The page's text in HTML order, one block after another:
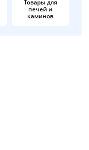
Товары для
печей и
каминов